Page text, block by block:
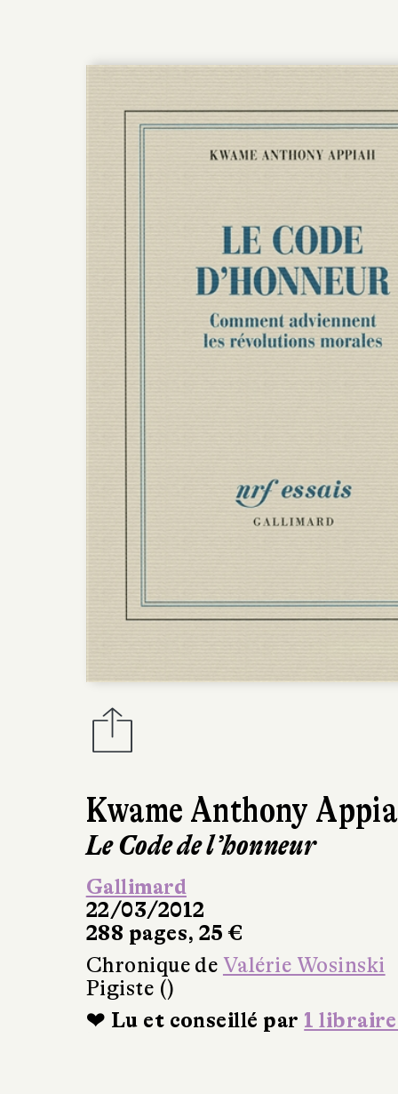
Kwame Anthony
Le Code de l’honneur
Gallimard
22/03/2012
288 pages, 25 €
Chronique de Valérie Wosinski
Pigiste ()
❤ Lu et conseillé par 1